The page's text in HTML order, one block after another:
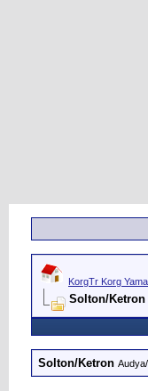
KorgTr Korg
Solton/Ketron
Solton/Ketron